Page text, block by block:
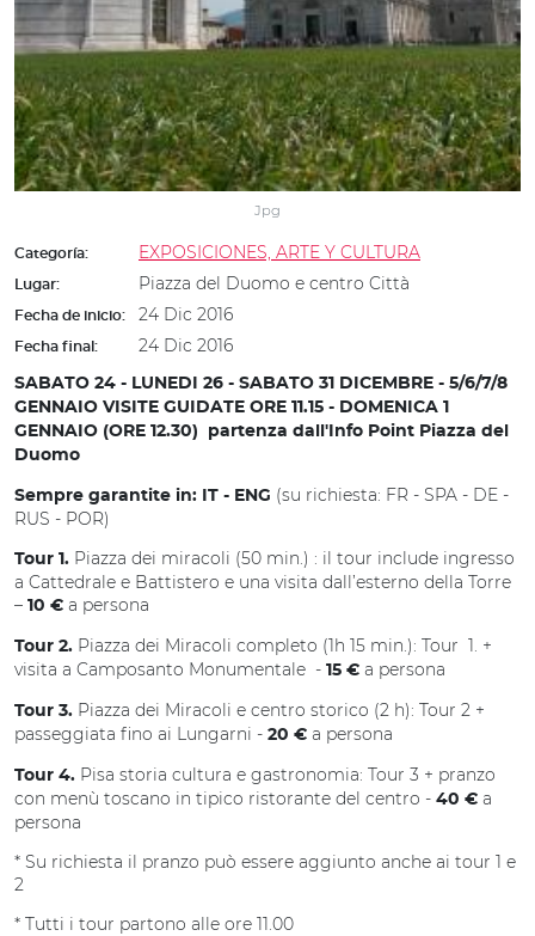
Jpg
Categoría: EXPOSICIONES, ARTE Y CULTURA
Lugar: Piazza del Duomo e centro Città
Fecha de inicio: 24 Dic 2016
Fecha final: 24 Dic 2016
SABATO 24 - LUNEDI 26 - SABATO 31 DICEMBRE - 5/6/7/8
GENNAIO VISITE GUIDATE ORE 11.15 - DOMENICA 1
GENNAIO (ORE 12.30) partenza dall'Info Point Piazza del
Duomo
Sempre garantite in: IT - ENG (su richiesta: FR - SPA - DE -
RUS - POR)
Tour 1. Piazza dei miracoli (50 min.) : il tour include ingresso
a Cattedrale e Battistero e una visita dall’esterno della Torre
– 10 € a persona
Tour 2. Piazza dei Miracoli completo (1h 15 min.): Tour 1. +
visita a Camposanto Monumentale - 15 € a persona
Tour 3. Piazza dei Miracoli e centro storico (2 h): Tour 2 +
passeggiata fino ai Lungarni - 20 € a persona
Tour 4. Pisa storia cultura e gastronomia: Tour 3 + pranzo
con menù toscano in tipico ristorante del centro - 40 € a
persona
* Su richiesta il pranzo può essere aggiunto anche ai tour 1 e
2
* Tutti i tour partono alle ore 11.00